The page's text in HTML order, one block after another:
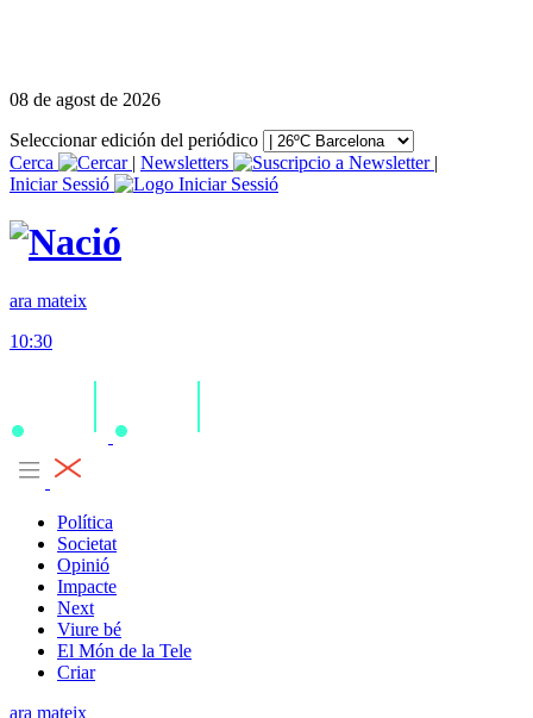
08 de agost de 2026
Seleccionar edición del periódico
Cerca
| Newsletters
|
Iniciar Sessió
ara mateix
10:30
Política
Societat
Opinió
Impacte
Next
Viure bé
El Món de la Tele
Criar
ara mateix